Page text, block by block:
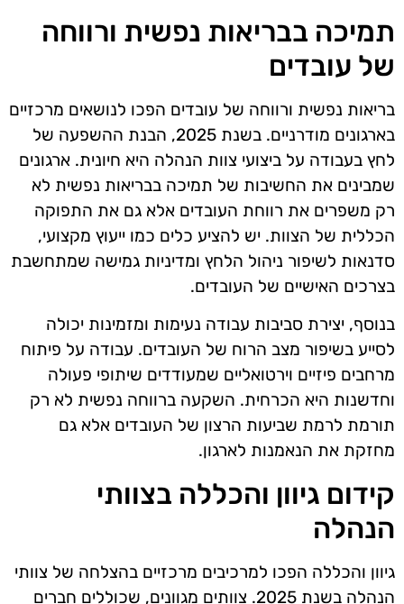
תמיכה בבריאות נפשית ורווחה
של עובדים
בריאות נפשית ורווחה של עובדים הפכו לנושאים מרכזיים
בארגונים מודרניים. בשנת 2025, הבנת ההשפעה של
לחץ בעבודה על ביצועי צוות הנהלה היא חיונית. ארגונים
שמבינים את החשיבות של תמיכה בבריאות נפשית לא
רק משפרים את רווחת העובדים אלא גם את התפוקה
הכללית של הצוות. יש להציע כלים כמו ייעוץ מקצועי,
סדנאות לשיפור ניהול הלחץ ומדיניות גמישה שמתחשבת
בצרכים האישיים של העובדים.
בנוסף, יצירת סביבות עבודה נעימות ומזמינות יכולה
לסייע בשיפור מצב הרוח של העובדים. עבודה על פיתוח
מרחבים פיזיים וירטואליים שמעודדים שיתופי פעולה
וחדשנות היא הכרחית. השקעה ברווחה נפשית לא רק
תורמת לרמת שביעות הרצון של העובדים אלא גם
מחזקת את הנאמנות לארגון.
קידום גיוון והכללה בצוותי
הנהלה
גיוון והכללה הפכו למרכיבים מרכזיים בהצלחה של צוותי
הנהלה בשנת 2025. צוותים מגוונים, שכוללים חברים